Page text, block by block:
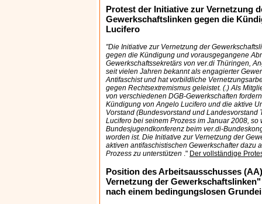
Protest der Initiative zur Vernetzung
Gewerkschaftslinken gegen die
Lucifero
"Die Initiative zur Vernetzung der
gegen die Kündigung und vorausgegangene
Gewerkschaftssekretärs von ver.di Thüringen,
seit vielen Jahren bekannt als engagierter
Antifaschist und hat vorbildliche
gegen Rechtsextremismus geleistet. (.) Als
von verschiedenen DGB-Gewerkschaften
Kündigung von Angelo Lucifero und die aktive
Vorstand (Bundesvorstand und Landesvorstand
Lucifero bei seinem Prozess im Januar 2008, so
Bundesjugendkonferenz beim ver.di-
worden ist. Die Initiative zur Vernetzung der
aktiven antifaschistischen Gewerkschafter dazu
Prozess zu unterstützen ." Der vollständige
Position des Arbeitsausschusses
Vernetzung der
nach einem bedingungslosen